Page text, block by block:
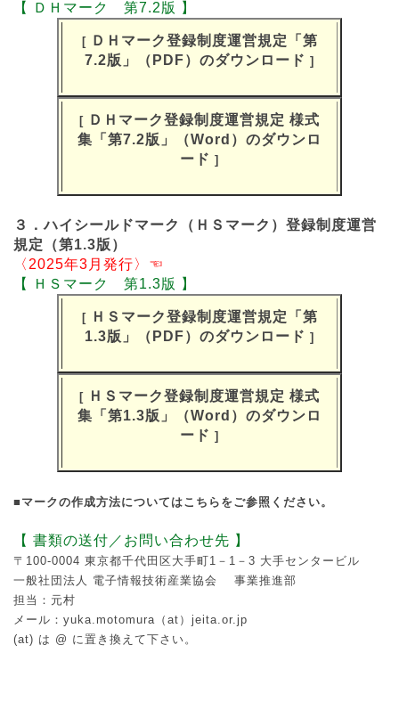
【 ＤＨマーク 第7.2版 】
[ ＤＨマーク登録制度運営規定「第
7.2版」（PDF）のダウンロード ]
[ ＤＨマーク登録制度運営規定 様式
集「第7.2版」（Word）のダウンロ
ード ]
３．ハイシールドマーク（ＨＳマーク）登録制度運営
規定（第1.3版）
〈2025年3月発行〉☜
【 ＨＳマーク 第1.3版 】
[ ＨＳマーク登録制度運営規定「第
1.3版」（PDF）のダウンロード ]
[ ＨＳマーク登録制度運営規定 様式
集「第1.3版」（Word）のダウンロ
ード ]
■マークの作成方法についてはこちらをご参照ください。
【 書類の送付／お問い合わせ先 】
〒100‐0004 東京都千代田区大手町1－1－3 大手センタービル
一般社団法人 電子情報技術産業協会 事業推進部
担当：元村
メール：yuka.motomura（at）jeita.or.jp
(at) は @ に置き換えて下さい。